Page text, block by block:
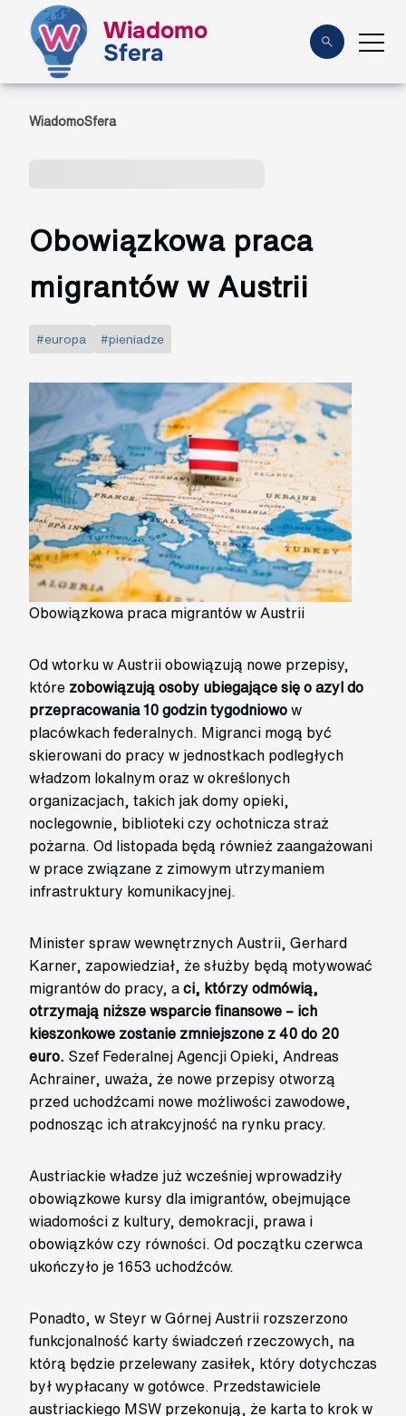
Wiadomo
Sfera
WiadomoSfera
Obowiązkowa praca
migrantów w Austrii
#europa #pieniadze
Obowiązkowa praca migrantów w Austrii
Od wtorku w Austrii obowiązują nowe przepisy,
które zobowiązują osoby ubiegające się o azyl do
przepracowania 10 godzin tygodniowo w
placówkach federalnych. Migranci mogą być
skierowani do pracy w jednostkach podległych
władzom lokalnym oraz w określonych
organizacjach, takich jak domy opieki,
noclegownie, biblioteki czy ochotnicza straż
pożarna. Od listopada będą również zaangażowani
w prace związane z zimowym utrzymaniem
infrastruktury komunikacyjnej.
Minister spraw wewnętrznych Austrii, Gerhard
Karner, zapowiedział, że służby będą motywować
migrantów do pracy, a ci, którzy odmówią,
otrzymają niższe wsparcie finansowe – ich
kieszonkowe zostanie zmniejszone z 40 do 20
euro. Szef Federalnej Agencji Opieki, Andreas
Achrainer, uważa, że nowe przepisy otworzą
przed uchodźcami nowe możliwości zawodowe,
podnosząc ich atrakcyjność na rynku pracy.
Austriackie władze już wcześniej wprowadziły
obowiązkowe kursy dla imigrantów, obejmujące
wiadomości z kultury, demokracji, prawa i
obowiązków czy równości. Od początku czerwca
ukończyło je 1653 uchodźców.
Ponadto, w Steyr w Górnej Austrii rozszerzono
funkcjonalność karty świadczeń rzeczowych, na
którą będzie przelewany zasiłek, który dotychczas
był wypłacany w gotówce. Przedstawiciele
austriackiego MSW przekonują, że karta to krok w